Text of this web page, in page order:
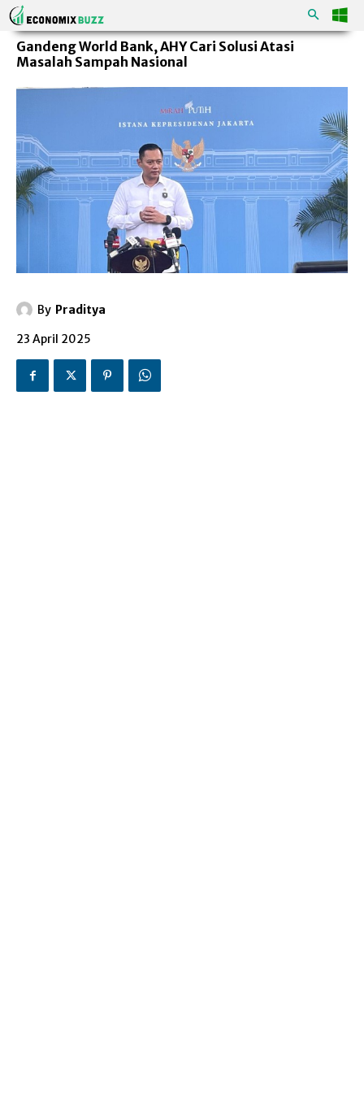
Gandeng World Bank, AHY Cari Solusi Atasi
Masalah Sampah Nasional
By Praditya
23 April 2025